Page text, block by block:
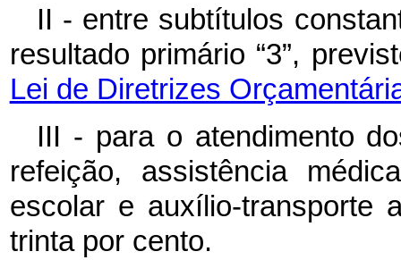
II - entre subtítulos
resultado primário “3”,
Lei de Diretrizes
III - para o atendimento
refeição, assistência
escolar e auxílio-transporte
trinta por cento.